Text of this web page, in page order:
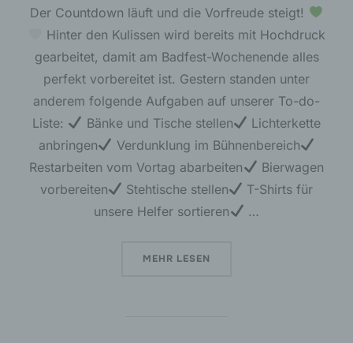
Der Countdown läuft und die Vorfreude steigt!
Hinter den Kulissen wird bereits mit Hochdruck
gearbeitet, damit am Badfest-Wochenende alles
perfekt vorbereitet ist. Gestern standen unter
anderem folgende Aufgaben auf unserer To-do-
Liste:
Bänke und Tische stellen
Lichterkette
anbringen
Verdunklung im Bühnenbereich
Restarbeiten vom Vortag abarbeiten
Bierwagen
vorbereiten
Stehtische stellen
T-Shirts für
unsere Helfer sortieren
…
MEHR ÜBER „
LESEN